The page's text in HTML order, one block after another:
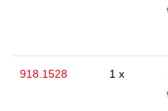
918.1528 1 x